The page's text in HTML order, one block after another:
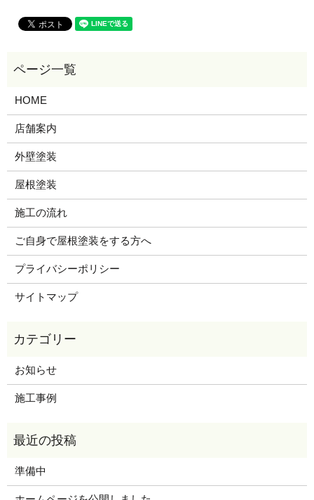
HOME
店舗案内
外壁塗装
屋根塗装
施工の流れ
ご自身で屋根塗装をする方へ
プライバシーポリシー
サイトマップ
お知らせ
施工事例
準備中